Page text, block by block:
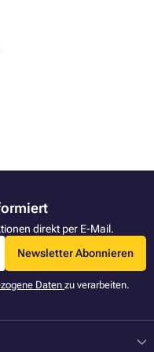
direkt per E-Mail.
Newsletter Abonnieren
Datenzu verarbeiten.